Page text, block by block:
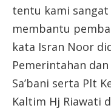
tentu kami sangat
membantu
kata Isran Noor
Pemerintahan
Sa’bani serta Plt
Kaltim Hj Riawati